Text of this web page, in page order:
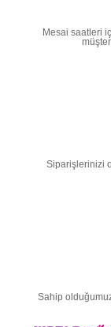
Mesai saatleri
Siparişlerinizi
Sahip